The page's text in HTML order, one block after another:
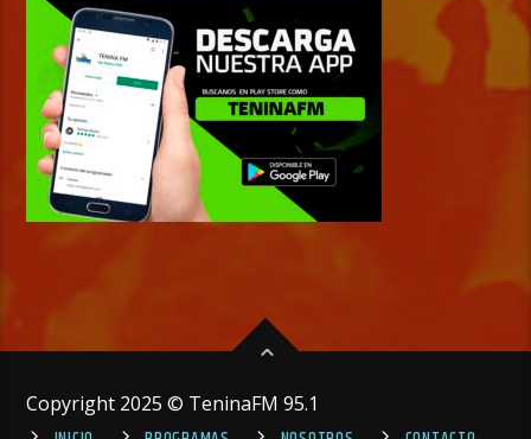
Copyright 2025 © TeninaFM 95.1